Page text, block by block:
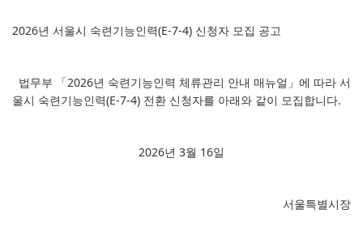
2026년 서울시 숙련기능인력(E-7-4) 신청자 모집 공고
법무부 「2026년 숙련기능인력 체류관리 안내 매뉴얼」에 따라 서
울시 숙련기능인력(E-7-4) 전환 신청자를 아래와 같이 모집합니다.
2026년 3월 16일
서울특별시장